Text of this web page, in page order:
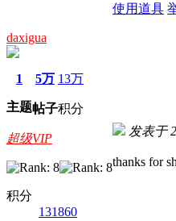
使用道具
daxigua
1
主题
5万
帖子
13万
积分
超级VIP
积分
131860
发表于
thanks for